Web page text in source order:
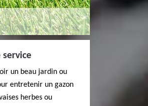
un beau jardin ou
entretenir un gazon
herbes ou